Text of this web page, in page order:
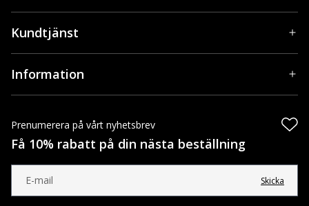
Kundtjänst
Information
Prenumerera på vårt nyhetsbrev
Få 10% rabatt på din nästa beställning
Skicka